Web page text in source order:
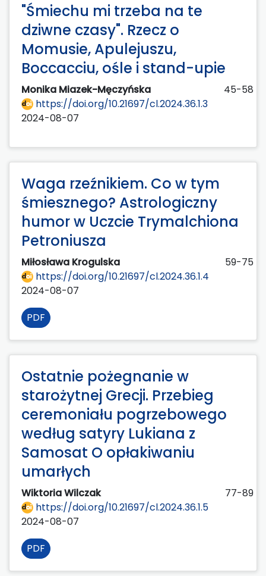
"Śmiechu mi trzeba na te
dziwne czasy". Rzecz o
Momusie, Apulejuszu,
Boccacciu, ośle i stand-upie
Monika Miazek-Męczyńska
45-58
https://doi.org/10.21697/cl.2024.36.1.3
2024-08-07
Waga rzeźnikiem. Co w tym
śmiesznego? Astrologiczny
humor w Uczcie Trymalchiona
Petroniusza
Miłosława Krogulska
59-75
https://doi.org/10.21697/cl.2024.36.1.4
2024-08-07
PDF
Ostatnie pożegnanie w
starożytnej Grecji. Przebieg
ceremoniału pogrzebowego
według satyry Lukiana z
Samosat O opłakiwaniu
umarłych
Wiktoria Wilczak
77-89
https://doi.org/10.21697/cl.2024.36.1.5
2024-08-07
PDF